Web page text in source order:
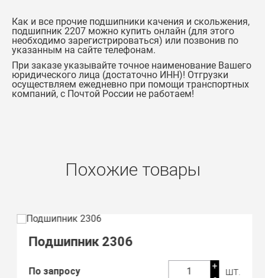
Как и все прочие подшипники качения и скольжения,
подшипник 2207 можно купить онлайн (для этого
необходимо зарегистрироваться) или позвонив по
указанным на сайте телефонам.
При заказе указывайте точное наименование Вашего
юридического лица (достаточно ИНН)! Отгрузки
осуществляем ежедневно при помощи транспортных
компаний, с Почтой России не работаем!
Похожие товары
Подшипник 2306
По запросу
+
шт.